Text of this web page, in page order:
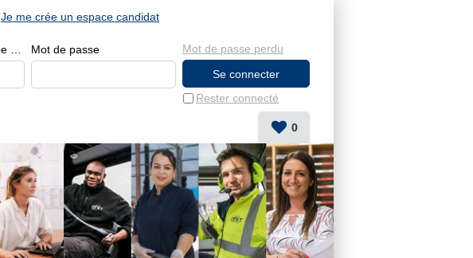
Mot de passe
Rester connecté
Mot de passe perdu
Je me crée un espace candidat
0